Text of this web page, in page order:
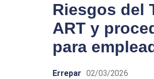
Riesgos del
ART y
para
Errepar 02/03/2026